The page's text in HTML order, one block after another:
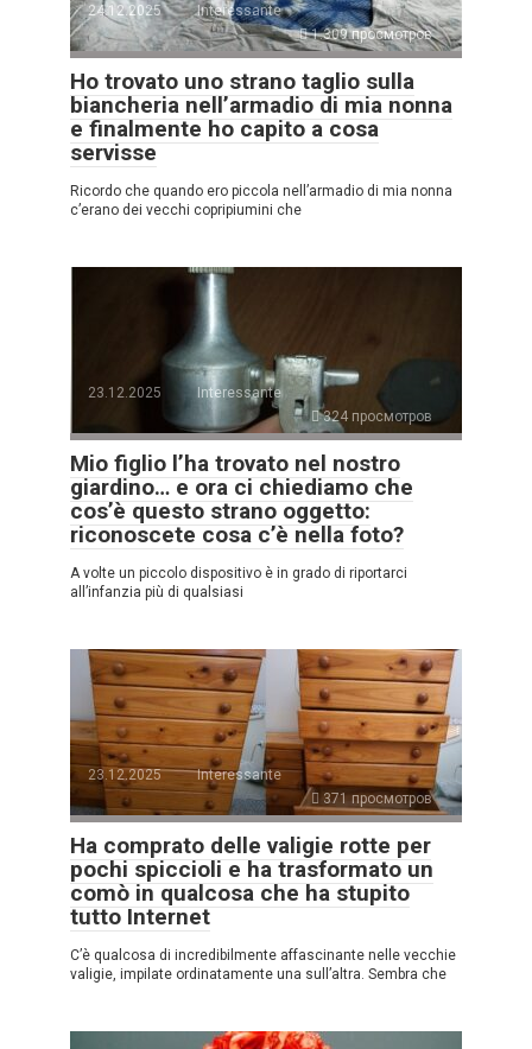
24.12.2025
Interessante
1.309 просмотров
Ho trovato uno strano taglio sulla
biancheria nell’armadio di mia nonna
e finalmente ho capito a cosa
servisse
Ricordo che quando ero piccola nell’armadio di mia nonna
c’erano dei vecchi copripiumini che
23.12.2025
Interessante
324 просмотров
Mio figlio l’ha trovato nel nostro
giardino… e ora ci chiediamo che
cos’è questo strano oggetto:
riconoscete cosa c’è nella foto?
A volte un piccolo dispositivo è in grado di riportarci
all’infanzia più di qualsiasi
23.12.2025
Interessante
371 просмотров
Ha comprato delle valigie rotte per
pochi spiccioli e ha trasformato un
comò in qualcosa che ha stupito
tutto Internet
C’è qualcosa di incredibilmente affascinante nelle vecchie
valigie, impilate ordinatamente una sull’altra. Sembra che